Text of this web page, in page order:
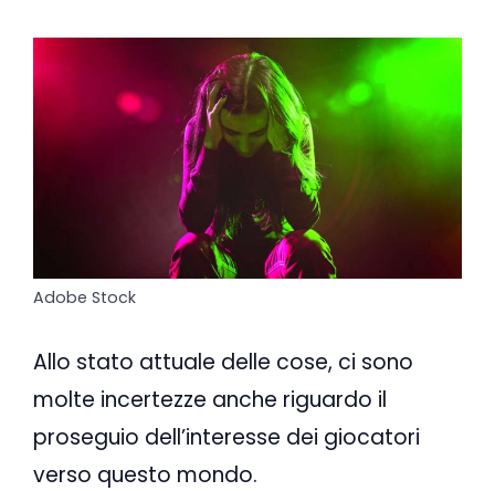
Adobe Stock
Allo stato attuale delle cose, ci sono
molte incertezze anche riguardo il
proseguio dell’interesse dei giocatori
verso questo mondo.